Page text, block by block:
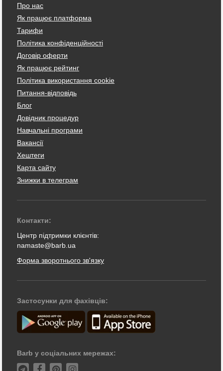
Про нас
Як працює платформа
Тарифи
Політика конфіденційності
Договір оферти
Як працює рейтинг
Політика використання cookie
Питання-відповідь
Блог
Довідник процедур
Навчальні програми
Вакансії
Хештеги
Карта сайту
Знижки в телеграм
Контакти:
Центр підтримки клієнтів:
namaste@barb.ua
Форма зворотнього зв'язку
Застосунки для фахівців:
Barb у соціальних мережах: